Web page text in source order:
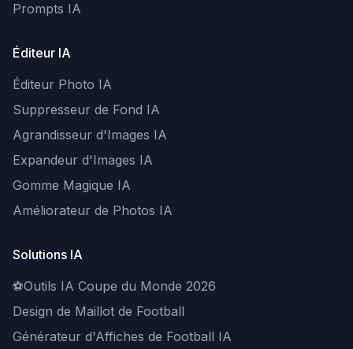
Prompts IA
Éditeur IA
Éditeur Photo IA
Suppresseur de Fond IA
Agrandisseur d'Images IA
Expandeur d'Images IA
Gomme Magique IA
Améliorateur de Photos IA
Solutions IA
⚽Outils IA Coupe du Monde 2026
Design de Maillot de Football
Générateur d'Affiches de Football IA